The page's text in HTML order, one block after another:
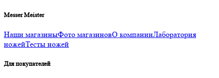
Messer Meister
Наши магазиныФото магазиновО компанииЛаборатория
ножейТесты ножей
Для покупателей